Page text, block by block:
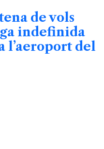
de vols
indefinida
l’aeroport del